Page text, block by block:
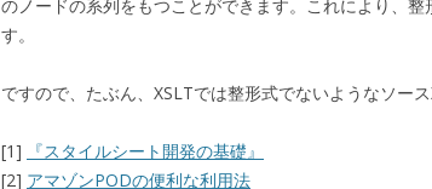
のノードの系列をもつことができます。これにより、
す。
ですので、たぶん、XSLTでは整形式でないようなソー
[1]
『スタイルシート開発の基礎』
[2] アマゾンPODの便利な利用法